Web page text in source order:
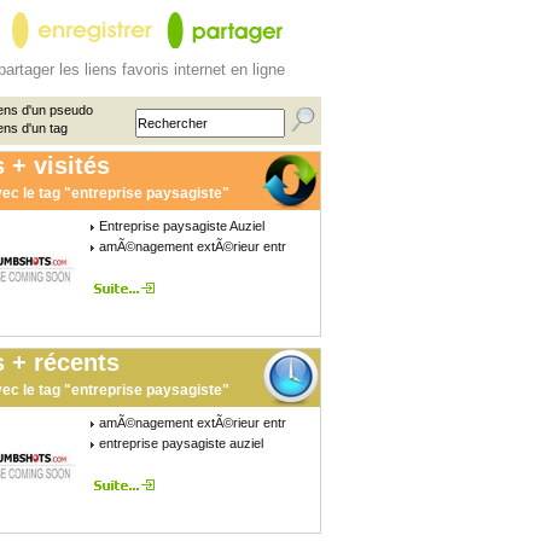
les liens favoris internet en ligne
d'un pseudo
d'un tag
+ visités
le tag "entreprise paysagiste"
Entreprise paysagiste Auziel
amÃ©nagement extÃ©rieur entr
+ récents
le tag "entreprise paysagiste"
amÃ©nagement extÃ©rieur entr
entreprise paysagiste auziel